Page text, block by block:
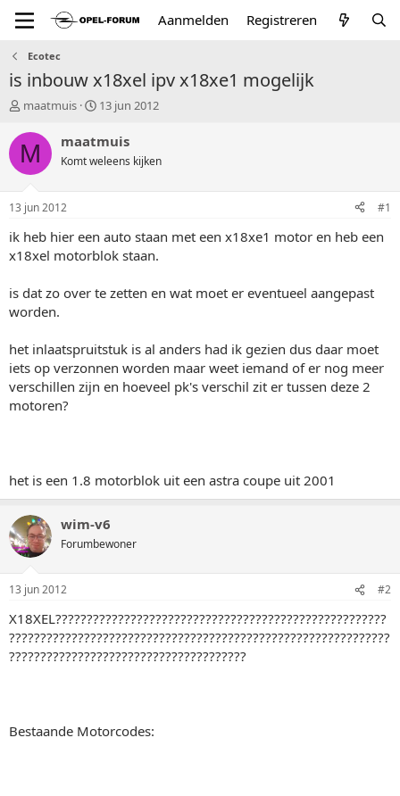
Aanmelden Registreren
Ecotec
is inbouw x18xel ipv x18xe1 mogelijk
T
p
i
t
a
r
t
e
maatmuis
S
a
t
u
m
13 jun 2012
M maatmuis
Komt weleens kijken
13 jun 2012 #1
ik heb hier een auto staan met een x18xe1 motor en heb een
x18xel motorblok staan.
is dat zo over te zetten en wat moet er eventueel aangepast
worden.
het inlaatspruitstuk is al anders had ik gezien dus daar moet
iets op verzonnen worden maar weet iemand of er nog meer
verschillen zijn en hoeveel pk's verschil zit er tussen deze 2
motoren?
het is een 1.8 motorblok uit een astra coupe uit 2001
wim-v6
Forumbewoner
13 jun 2012 #2
X18XEL?????????????????????????????????????????????????????
?????????????????????????????????????????????????????????????
??????????????????????????????????????
Bestaande Motorcodes: